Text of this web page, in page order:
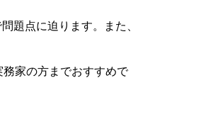
題点に迫ります。また、
家の方までおすすめで